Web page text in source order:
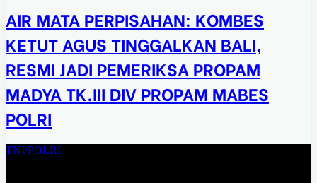
AIR MATA PERPISAHAN: KOMBES
KETUT AGUS TINGGALKAN BALI,
RESMI JADI PEMERIKSA PROPAM
MADYA TK.III DIV PROPAM MABES
POLRI
TNI/POLRI